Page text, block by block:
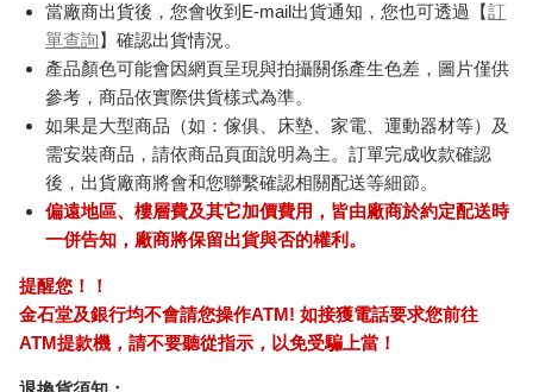
訂購/退換貨須知
加入金石堂 LINE 官方帳號『完成綁定』，隨時掌握出貨動
態：
商品運送說明：
本公司所提供的產品配送區域範圍目前僅限台灣本島。注
意！收件地址請勿為郵政信箱。
商品將由廠商透過貨運或是郵局寄送。消費者訂購之商品若